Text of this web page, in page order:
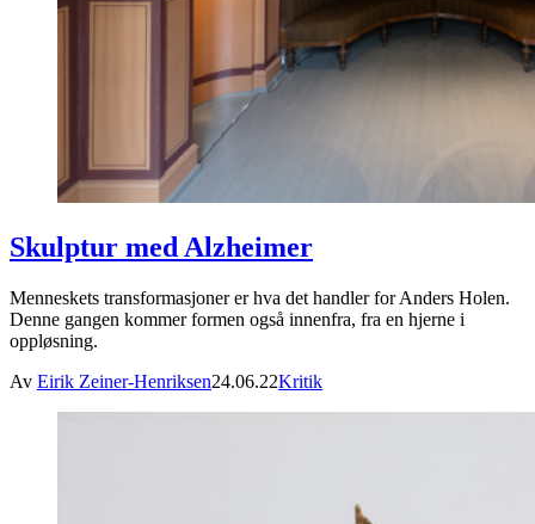
Skulptur med Alzheimer
Menneskets transformasjoner er hva det handler for Anders Holen.
Denne gangen kommer formen også innenfra, fra en hjerne i
oppløsning.
Av Eirik Zeiner-Henriksen24.06.22Kritik